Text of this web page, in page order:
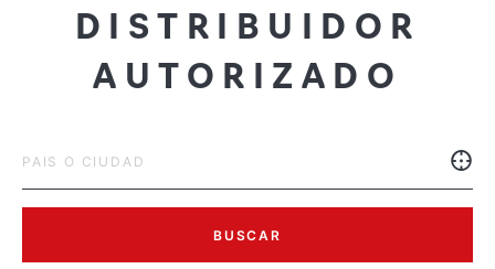
DISTRIBUIDOR
AUTORIZADO
BUSCAR